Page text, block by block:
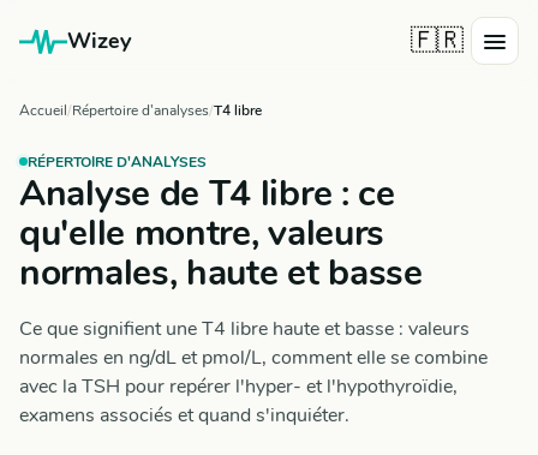
Wizey 🇫🇷
Accueil Répertoire d'analyses T4 libre
RÉPERTOIRE D'ANALYSES
Analyse de T4 libre : ce
qu'elle montre, valeurs
normales, haute et basse
Ce que signifient une T4 libre haute et basse : valeurs
normales en ng/dL et pmol/L, comment elle se combine
avec la TSH pour repérer l'hyper- et l'hypothyroïdie,
examens associés et quand s'inquiéter.